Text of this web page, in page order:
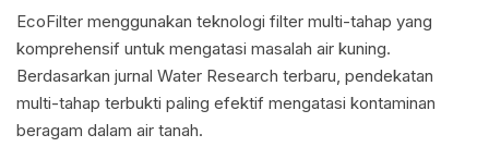
EcoFilter menggunakan teknologi filter multi-tahap yang
komprehensif untuk mengatasi masalah air kuning.
Berdasarkan jurnal Water Research terbaru, pendekatan
multi-tahap terbukti paling efektif mengatasi kontaminan
beragam dalam air tanah.